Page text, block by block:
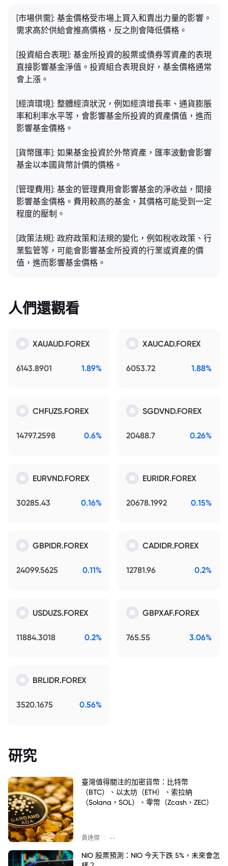
[市場供需]: 基金價格受市場上買入和賣出力量的影響。
需求高於供給會推高價格，反之則會降低價格。
[投資組合表現]: 基金所投資的股票或債券等資產的表現
直接影響基金淨值。投資組合表現良好，基金價格通常
會上漲。
[經濟環境]: 整體經濟狀況，例如經濟增長率、通貨膨脹
率和利率水平等，會影響基金所投資的資產價值，進而
影響基金價格。
[貨幣匯率]: 如果基金投資於外幣資產，匯率波動會影響
基金以本國貨幣計價的價格。
[管理費用]: 基金的管理費用會影響基金的淨收益，間接
影響基金價格。費用較高的基金，其價格可能受到一定
程度的壓制。
[政策法規]: 政府政策和法規的變化，例如稅收政策、行
業監管等，可能會影響基金所投資的行業或資產的價
值，進而影響基金價格。
人們還觀看
XAUAUD.FOREX
6143.8901 1.89%
XAUCAD.FOREX
6053.72 1.88%
CHFUZS.FOREX
14797.2598 0.6%
SGDVND.FOREX
20488.7 0.26%
EURVND.FOREX
30285.43 0.16%
EURIDR.FOREX
20678.1992 0.15%
GBPIDR.FOREX
24099.5625 0.11%
CADIDR.FOREX
12781.96 0.2%
USDUZS.FOREX
11884.3018 0.2%
GBPXAF.FOREX
765.55 3.06%
BRLIDR.FOREX
3520.1675 0.56%
研究
臺灣值得關注的加密貨幣：比特幣
（BTC）、以太坊（ETH）、索拉納
（Solana，SOL）、零幣（Zcash，ZEC）
黃達傑 --
NIO 股票預測：NIO 今天下跌 5%，未來會怎